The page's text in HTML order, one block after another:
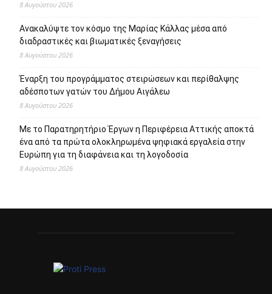
8 Αυγούστου 2026
Ανακαλύψτε τον κόσμο της Μαρίας Κάλλας μέσα από
διαδραστικές και βιωματικές ξεναγήσεις
8 Αυγούστου 2026
Έναρξη του προγράμματος στειρώσεων και περίθαλψης
αδέσποτων γατών του Δήμου Αιγάλεω
8 Αυγούστου 2026
Με το Παρατηρητήριο Έργων η Περιφέρεια Αττικής αποκτά
ένα από τα πρώτα ολοκληρωμένα ψηφιακά εργαλεία στην
Ευρώπη για τη διαφάνεια και τη λογοδοσία
8 Αυγούστου 2026